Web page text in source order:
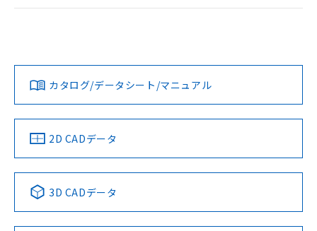
ログイン/会員登録
ダウンロードデータをご利用いただく前に、以下を必ずお読
みください。
ソフトウェアの使用条件
EU RoHS 注意事項・凡例
対応済み
中国 RoHS 注意事項・凡例
Pb Hg Cd Cr(VI)
LR型式承認
（イギリス
船舶規格）
DNV型式承認
（ノルウェー
BV型式承認
（フランス
KR型式
（韓国
No No No No
この製品の規格認証/適合状況ページへ
その他の認証はこちらのページからご検索ください
カタログ/データシート/マニュアル
2D CADデータ
3D CADデータ